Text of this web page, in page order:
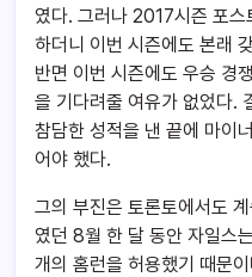
였다. 그러나 2017시즌 포
하더니 이번 시즌에도 본래
반면 이번 시즌에도 우승 경
을 기다려줄 여유가 없었다.
참담한 성적을 낸 끝에 마이
어야 했다.
그의 부진은 토론토에서도
였던 8월 한 달 동안 자일스
개의 홈런을 허용했기 때문